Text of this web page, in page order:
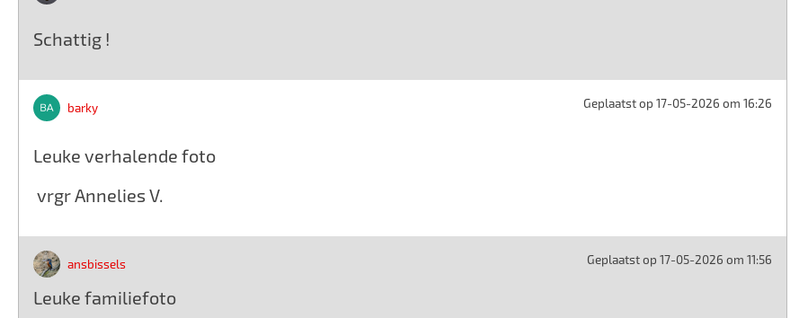
Schattig !
barky Geplaatst op 17-05-2026 om 16:26
Leuke verhalende foto
vrgr Annelies V.
ansbissels Geplaatst op 17-05-2026 om 11:56
Leuke familiefoto